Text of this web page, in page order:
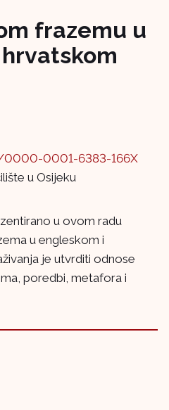
frazemu u
0001-6383-166X
u Osijeku
u ovom radu
u engleskom i
je utvrditi odnose
poredbi, metafora i